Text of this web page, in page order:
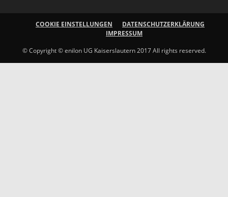
COOKIE EINSTELLUNGEN
DATENSCHUTZERKLÄRUNG
IMPRESSUM
© Copyright © enilon UG Kaiserslautern 2017 All rights reserved.